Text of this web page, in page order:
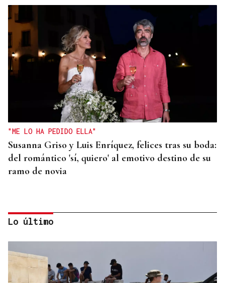
"ME LO HA PEDIDO ELLA"
Susanna Griso y Luis Enríquez, felices tras su boda:
del romántico 'sí, quiero' al emotivo destino de su
ramo de novia
Lo último